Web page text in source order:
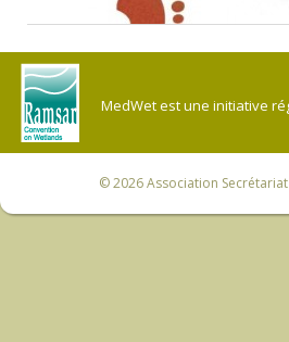
MedWet est une initiative
© 2026Association